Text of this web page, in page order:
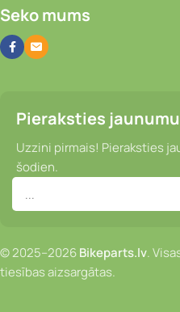
Seko mums
Pieraksties
Uzzini pirmais! Pieraksties
šodien.
© 2025–2026Bikeparts.lv.
tiesības aizsargātas.